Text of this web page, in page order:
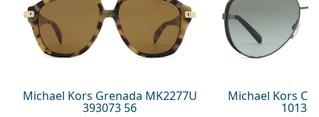
Всички марки
Persol
Prada
Всички марки
Всички разтвори
На
Michael Kors Grenada MK2277U
393073 56
Michael Kors